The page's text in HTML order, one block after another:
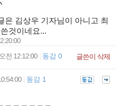
은 김상우 기자님이 아니고 최
것이네요...
전 12:12:00 동감 0 글쓴이 삭제
동감 1